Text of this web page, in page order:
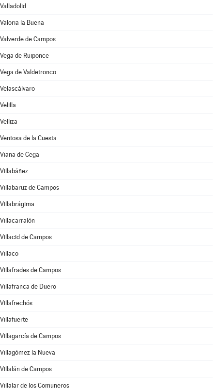
Valladolid
Valoria la Buena
Valverde de Campos
Vega de Ruiponce
Vega de Valdetronco
Velascálvaro
Velilla
Velliza
Ventosa de la Cuesta
Viana de Cega
Villabáñez
Villabaruz de Campos
Villabrágima
Villacarralón
Villacid de Campos
Villaco
Villafrades de Campos
Villafranca de Duero
Villafrechós
Villafuerte
Villagarcía de Campos
Villagómez la Nueva
Villalán de Campos
Villalar de los Comuneros